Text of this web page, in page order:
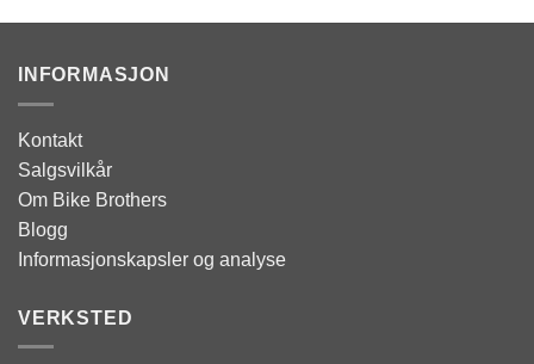
INFORMASJON
Kontakt
Salgsvilkår
Om Bike Brothers
Blogg
Informasjonskapsler og analyse
VERKSTED